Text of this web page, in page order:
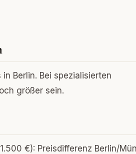
Berlin. Bei spezialisierten
größer sein.
€): Preisdifferenz Berlin/